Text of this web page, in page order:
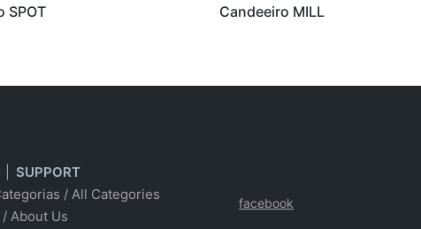
SPOT Candeeiro MILL
SUPPORT
/ All Categories
/ About Us
facebook